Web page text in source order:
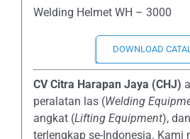
Welding Helmet WH – 3000
DOWNLOAD
CV Citra Harapan Jaya (CHJ)
peralatan las (Welding
angkat (Lifting Equipment),
terlengkap se-Indonesia. Kami